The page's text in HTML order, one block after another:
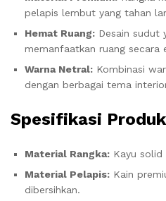
pelapis lembut yang tahan
Hemat Ruang: Desain sudut
memanfaatkan ruang secara
Warna Netral: Kombinasi
dengan berbagai tema
Spesifikasi Produk
Material Rangka: Kayu solid
Material Pelapis: Kain
dibersihkan.